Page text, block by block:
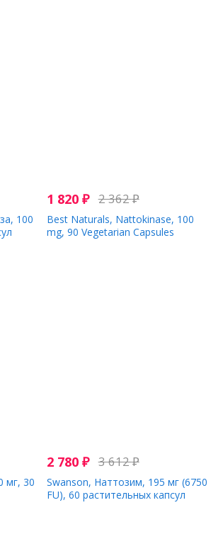
100
1 820₽ 2 362₽
Best Naturals, Nattokinase, 100
mg, 90 Vegetarian Capsules
мг, 30
2 780₽ 3 612₽
Swanson, Наттозим, 195 мг (6750
FU), 60 растительных капсул